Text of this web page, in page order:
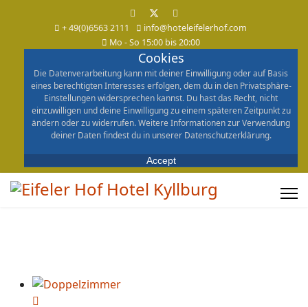
+ 49(0)6563 2111
info@hoteleifelerhof.com
Mo - So 15:00 bis 20:00
Cookies
Die Datenverarbeitung kann mit deiner Einwilligung oder auf Basis
eines berechtigten Interesses erfolgen, dem du in den Privatsphäre-
Einstellungen widersprechen kannst. Du hast das Recht, nicht
einzuwilligen und deine Einwilligung zu einem späteren Zeitpunkt zu
ändern oder zu widerrufen. Weitere Informationen zur Verwendung
deiner Daten findest du in unserer Datenschutzerklärung.
Accept